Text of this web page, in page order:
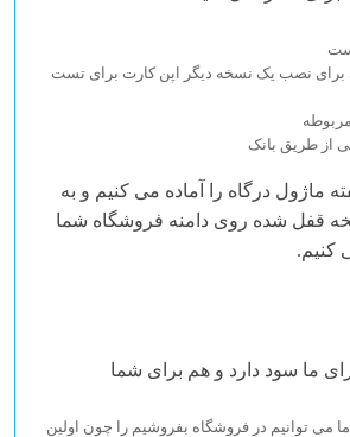
برای نصب یک نسخه دیگر اپن کارت برای تست
از طریق بانک
ماژول درگاه را آماده می کنیم و به
قفل شده روی دامنه فروشگاه شما
کنیم.
ما سود دارد و هم برای شما
می توانیم در فروشگاه بفروشیم را چون اولین